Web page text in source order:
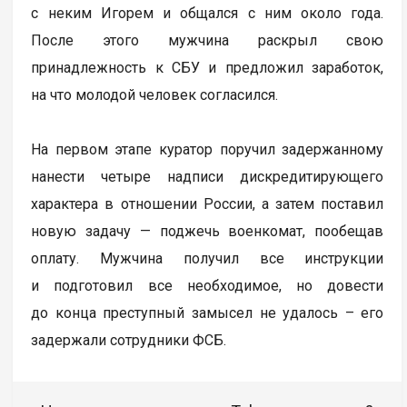
с неким Игорем и общался с ним около года.
После этого мужчина раскрыл свою
принадлежность к СБУ и предложил заработок,
на что молодой человек согласился.
На первом этапе куратор поручил задержанному
нанести четыре надписи дискредитирующего
характера в отношении России, а затем поставил
новую задачу — поджечь военкомат, пообещав
оплату. Мужчина получил все инструкции
и подготовил все необходимое, но довести
до конца преступный замысел не удалось – его
задержали сотрудники ФСБ.